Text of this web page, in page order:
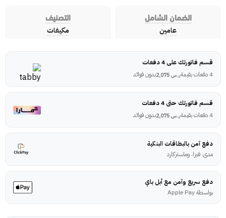
الضمان الشامل
عامين
التصنيف
مكيفات
قسم فاتورتك على 4 دفعات
4 دفعات بقيمة
ر.س بدون فوائد
قسم فاتورتك حتى 4 دفعات
4 دفعات بقيمة
ر.س بدون فوائد
دفع آمن بالبطاقات البنكية
مدى، فيزا، وماستركارد
دفع سريع وآمن مع أبل باي
بواسطة Apple Pay